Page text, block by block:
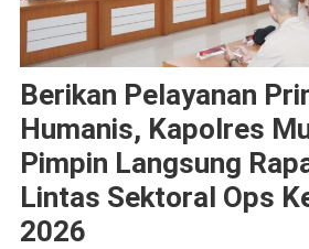
Berikan Pelayanan
Humanis, Kapolres
Pimpin Langsung
Lintas Sektoral Ops
2026